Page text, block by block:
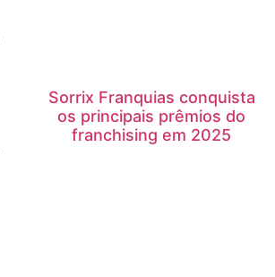
Sorrix Franquias conquista
os principais prêmios do
franchising em 2025